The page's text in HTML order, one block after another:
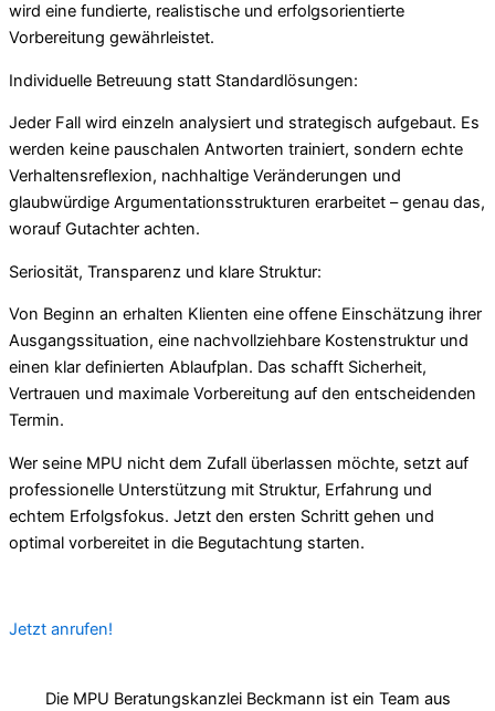
wird eine fundierte, realistische und erfolgsorientierte
Vorbereitung gewährleistet.
Individuelle Betreuung statt Standardlösungen:
Jeder Fall wird einzeln analysiert und strategisch aufgebaut. Es
werden keine pauschalen Antworten trainiert, sondern echte
Verhaltensreflexion, nachhaltige Veränderungen und
glaubwürdige Argumentationsstrukturen erarbeitet – genau das,
worauf Gutachter achten.
Seriosität, Transparenz und klare Struktur:
Von Beginn an erhalten Klienten eine offene Einschätzung ihrer
Ausgangssituation, eine nachvollziehbare Kostenstruktur und
einen klar definierten Ablaufplan. Das schafft Sicherheit,
Vertrauen und maximale Vorbereitung auf den entscheidenden
Termin.
Wer seine MPU nicht dem Zufall überlassen möchte, setzt auf
professionelle Unterstützung mit Struktur, Erfahrung und
echtem Erfolgsfokus. Jetzt den ersten Schritt gehen und
optimal vorbereitet in die Begutachtung starten.
Jetzt anrufen!
Die MPU Beratungskanzlei Beckmann ist ein Team aus